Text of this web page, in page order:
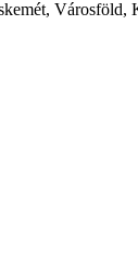
Városföld,